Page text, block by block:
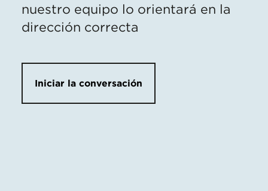
nuestro equipo lo orientará en la
dirección correcta
Iniciar la conversación